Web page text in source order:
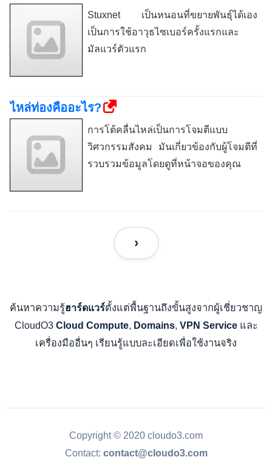
Stuxnet เป็นหนอนที่ขยายพันธุ์ได้เอง
เป็นการใช้อาวุธไซเบอร์ครั้งแรกและ
มัลแวร์ตัวแรก
ไหล่ท่องคืออะไร?
การโต้คลื่นไหล่เป็นการโจมตีแบบ
วิศวกรรมสังคม มันเกี่ยวข้องกับผู้โจมตีที่
รวบรวมข้อมูลโดยดูที่หน้าจอของคุณ
ค้นหาความรู้ฮาร์ดแวร์ตั้งแต่พื้นฐานถึงขั้นสูงจากผู้เชี่ยวชาญ
CloudO3 Cloud Compute, Domains, VPN Serviceและ
เครื่องมืออื่นๆ เรียนรู้แบบละเอียดเพื่อใช้งานจริง
Copyright © 2020 cloudo3.com
Contact: contact@cloudo3.com